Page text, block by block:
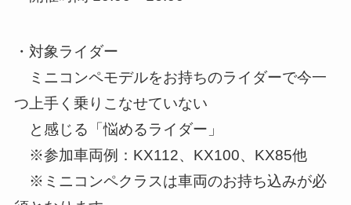
・対象ライダー
ミニコンペモデルをお持ちのライダーで今一
つ上手く乗りこなせていない
と感じる「悩めるライダー」
※参加車両例：KX112、KX100、KX85他
※ミニコンペクラスは車両のお持ち込みが必